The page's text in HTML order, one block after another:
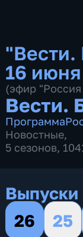
"Вести.
16
(эфир "Россия
Вести.
Программа
Новостные,
5 сезонов,
Выпуски
26
25